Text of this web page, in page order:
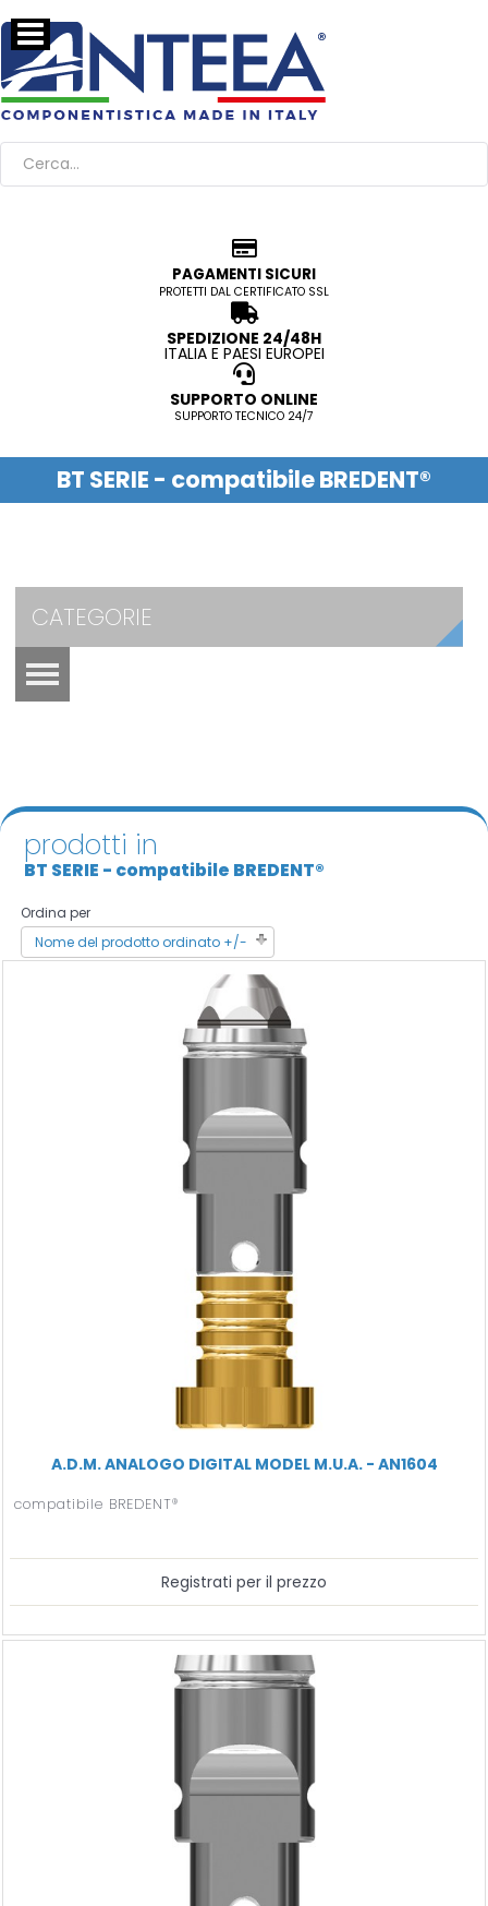
PAGAMENTI SICURI
PROTETTI DAL CERTIFICATO SSL
SPEDIZIONE 24/48H
ITALIA E PAESI EUROPEI
SUPPORTO ONLINE
SUPPORTO TECNICO 24/7
BT SERIE - compatibile BREDENT®
CATEGORIE
prodotti in
BT SERIE - compatibile BREDENT®
Ordina per
Nome del prodotto ordinato +/-
A.D.M. ANALOGO DIGITAL MODEL M.U.A. - AN1604
compatibile BREDENT®
Registrati per il prezzo